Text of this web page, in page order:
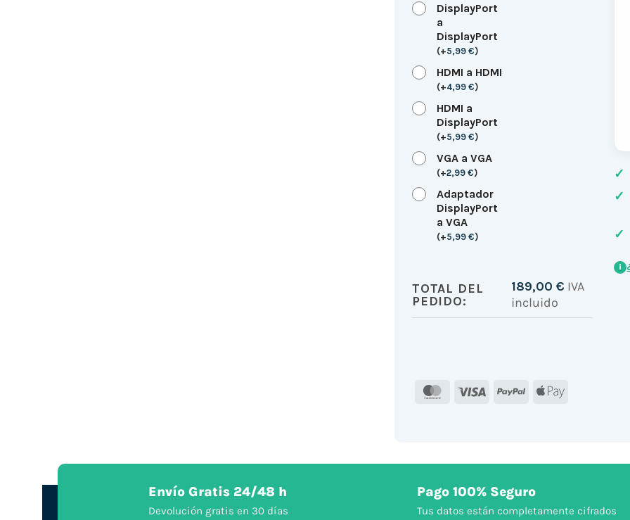
DisplayPort
a
DisplayPort
(+5,99 €)
HDMI a HDMI
(+4,99 €)
HDMI a
DisplayPort
(+5,99 €)
VGA a VGA
(+2,99 €)
Adaptador
DisplayPort
a VGA
(+5,99 €)
TOTAL DEL
PEDIDO:
189,00 € IVA
incluido
MasterCard
Visa PayPal Apple
✓
✓
✓
i
Envío Gratis 24/48 h
Devolución gratis en 30 días
Pago 100% Seguro
Tus datos están completamente cifrados